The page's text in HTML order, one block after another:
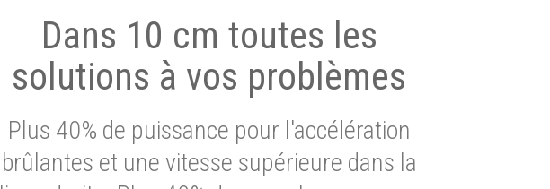
Dans 10 cm toutes les
solutions à vos problèmes
Plus 40% de puissance pour l'accélération
brûlantes et une vitesse supérieure dans la